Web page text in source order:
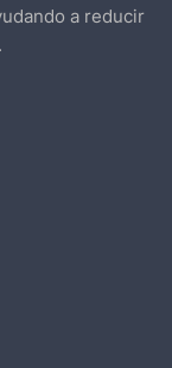
a reducir